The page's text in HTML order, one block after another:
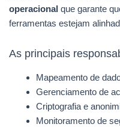
operacional que garante
ferramentas estejam
As principais
Mapeamento de
Gerenciamento de
Criptografia e
Monitoramento de